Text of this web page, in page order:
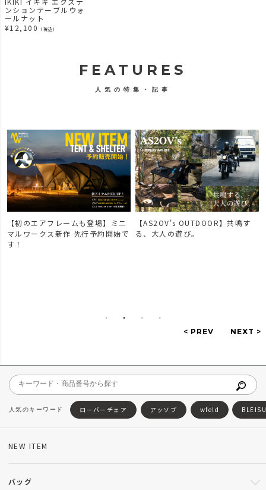
ンションテーブルウォ
ールナット
¥12,100 （税込）
FEATURES
人気の特集・記事
【初のエアフレームも登場】ミニ
マルワークス新作 先行予約開始で
す！
【AS2OV's OUTDOOR】共鳴す
る、大人の遊び。
ローバーチェア アッソブ wfeld
NEW ITEM
バッグ